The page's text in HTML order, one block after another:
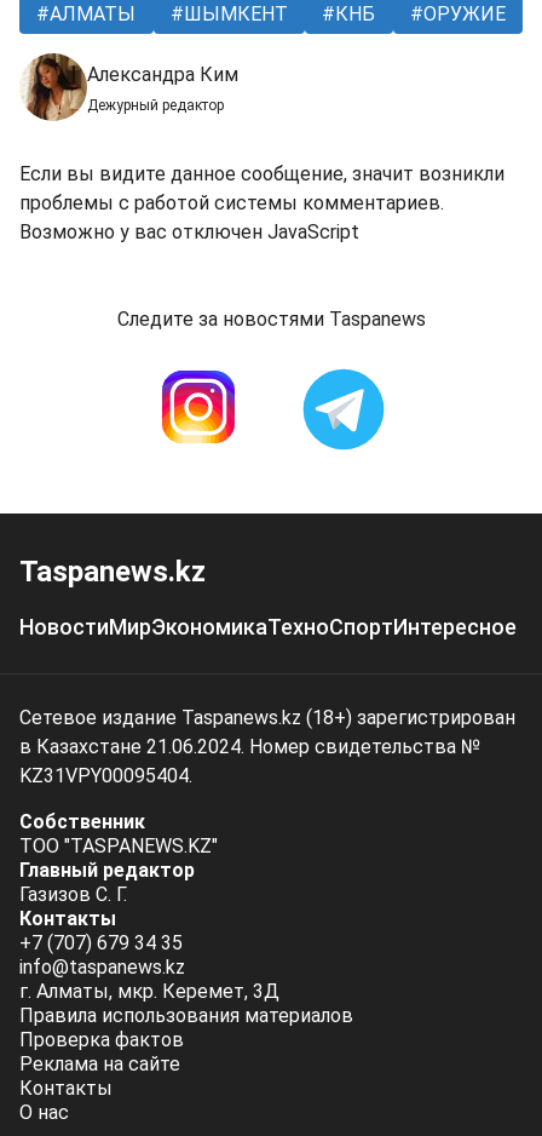
АЛМАТЫ
ШЫМКЕНТ КНБ ОРУЖИЕ
Александра Ким
Дежурный редактор
Если вы видите данное сообщение, значит возникли
проблемы с работой системы комментариев.
Возможно у вас отключен JavaScript
Следите за новостями Taspanews
Taspanews.kz
НовостиМирЭкономикаТехноСпортИнтересное
Сетевое издание Taspanews.kz (18+) зарегистрирован
в Казахстане 21.06.2024. Номер свидетельства №
KZ31VPY00095404.
Собственник
ТОО "TASPANEWS.KZ"
Главный редактор
Газизов С. Г.
Контакты
+7 (707) 679 34 35
info@taspanews.kz
г. Алматы, мкр. Керемет, 3Д
Правила использования материалов
Проверка фактов
Реклама на сайте
Контакты
О нас